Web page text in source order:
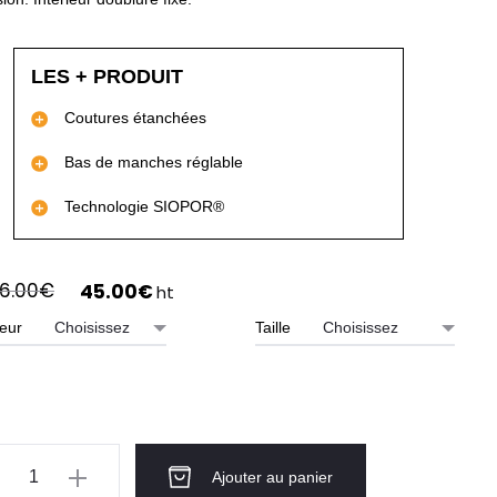
LES + PRODUIT
Coutures étanchées
Bas de manches réglable
Technologie SIOPOR®
€
initial
45.00€ Le
ht
Taille
Ajouter au panier